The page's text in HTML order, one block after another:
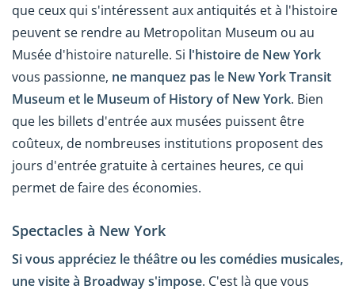
que ceux qui s'intéressent aux antiquités et à l'histoire
peuvent se rendre au Metropolitan Museum ou au
Musée d'histoire naturelle. Si l'histoire de New York
vous passionne, ne manquez pas le New York Transit
Museum et le Museum of History of New York. Bien
que les billets d'entrée aux musées puissent être
coûteux, de nombreuses institutions proposent des
jours d'entrée gratuite à certaines heures, ce qui
permet de faire des économies.
Spectacles à New York
Si vous appréciez le théâtre ou les comédies musicales,
une visite à Broadway s'impose. C'est là que vous